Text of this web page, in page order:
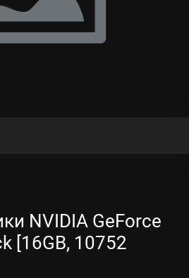
NVIDIA GeForce
[16GB, 10752